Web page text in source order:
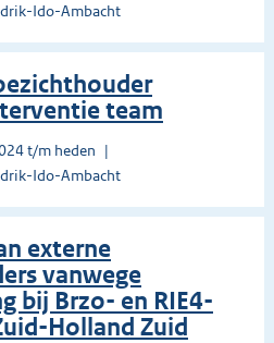
Ido-Ambacht
team
t/m heden
Ido-Ambacht
externe
vanwege
bij Brzo- en RIE4-
Holland Zuid